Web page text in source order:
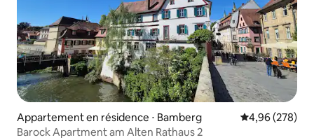
Appartement en résidence ⋅ Bamberg Évaluation
4,96 (278)
Barock Apartment am Alten Rathaus 2